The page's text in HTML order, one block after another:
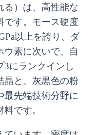
る）は、高性能な
です。モース硬度
以上を誇り、ダ
ウ素に次いで、自
3にランクインし
晶と、灰黒色の粉
最先端技術分野に
です。